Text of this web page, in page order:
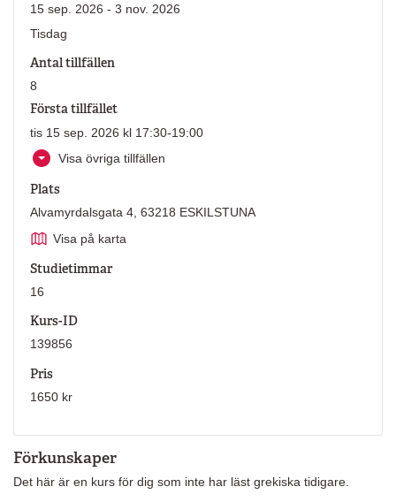
Förkunskaper
Det här är en kurs för dig som inte har läst grekiska tidigare.
15 sep. 2026 - 3 nov. 2026
Tisdag
Antal tillfällen
8
Första tillfället
tis 15 sep. 2026 kl 17:30-19:00
Visa övriga tillfällen
Plats
Alvamyrdalsgata 4, 63218 ESKILSTUNA
Visa på karta
Studietimmar
16
Kurs-ID
139856
Pris
1650 kr